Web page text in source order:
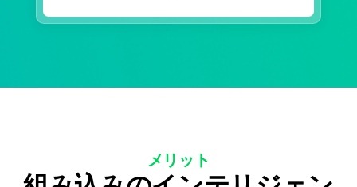
メリット